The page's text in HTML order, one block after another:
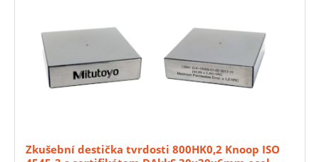
Zkušební destička tvrdosti 800HK0,2 Knoop ISO